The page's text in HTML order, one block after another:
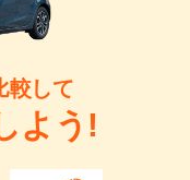
較して
よう!